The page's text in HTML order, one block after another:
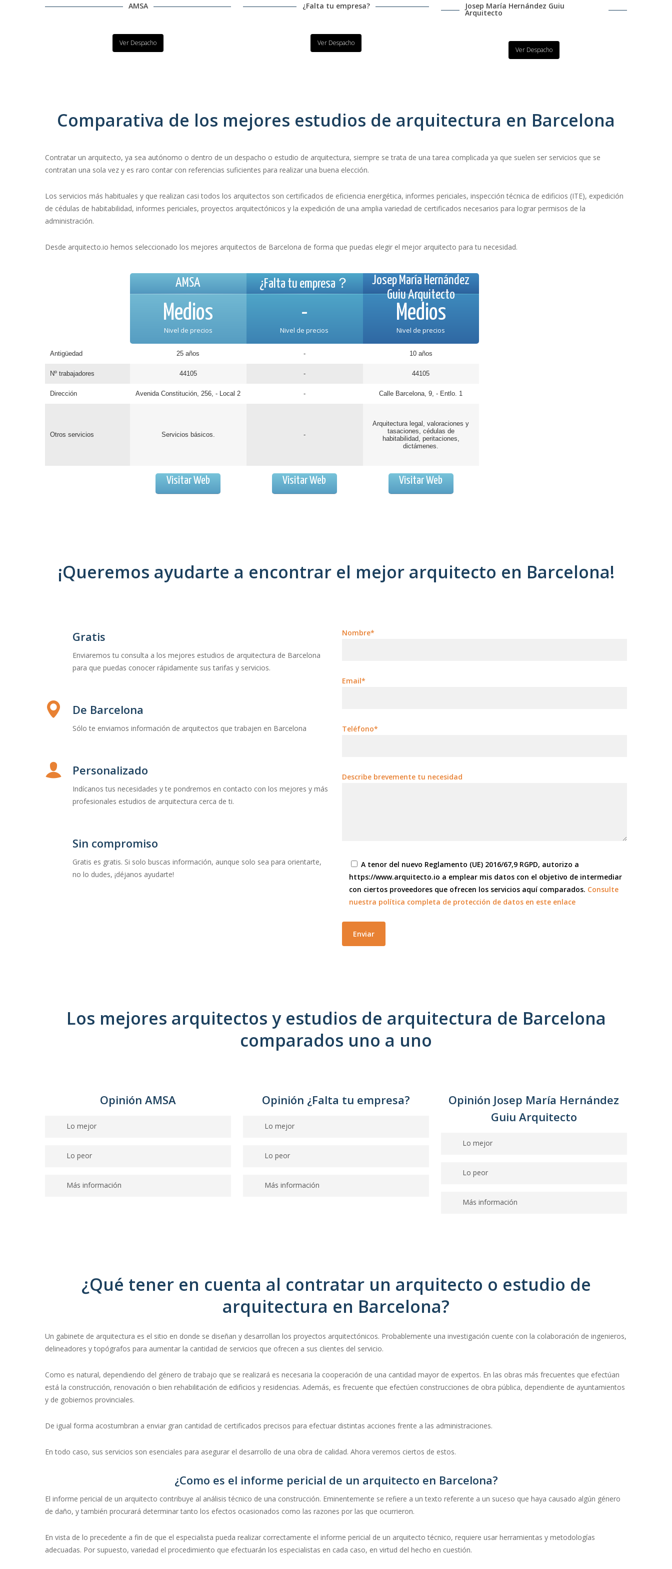
AMSA
Ver Despacho
¿Falta tu empresa?
Ver Despacho
Josep María Hernández Guiu
Arquitecto
Ver Despacho
Comparativa de los mejores estudios de arquitectura en Barcelona
Contratar un arquitecto, ya sea autónomo o dentro de un despacho o estudio de arquitectura, siempre se trata de una tarea complicada ya que suelen ser servicios que se
contratan una sola vez y es raro contar con referencias suficientes para realizar una buena elección.
Los servicios más habituales y que realizan casi todos los arquitectos son certificados de eficiencia energética, informes periciales, inspección técnica de edificios (ITE), expedición
de cédulas de habitabilidad, informes periciales, proyectos arquitectónicos y la expedición de una amplia variedad de certificados necesarios para lograr permisos de la
administración.
Desde arquitecto.io hemos seleccionado los mejores arquitectos de Barcelona de forma que puedas elegir el mejor arquitecto para tu necesidad.
Antigüedad
Nº trabajadores
Dirección
Otros servicios
AMSA
Medios
Nivel de precios
25 años
44105
Avenida Constitución, 256, - Local 2
Servicios básicos.
Visitar Web
¿Falta tu empresa？
-
Nivel de precios
-
-
-
-
Visitar Web
Josep María Hernández
Guiu Arquitecto
Medios
Nivel de precios
10 años
44105
Calle Barcelona, 9, - Entlo. 1
Arquitectura legal, valoraciones y
tasaciones, cédulas de
habitabilidad, peritaciones,
dictámenes.
Visitar Web
¡Queremos ayudarte a encontrar el mejor arquitecto en Barcelona!
Gratis
Enviaremos tu consulta a los mejores estudios de arquitectura de Barcelona
para que puedas conocer rápidamente sus tarifas y servicios.
De Barcelona
Sólo te enviamos información de arquitectos que trabajen en Barcelona
Personalizado
Indícanos tus necesidades y te pondremos en contacto con los mejores y más
profesionales estudios de arquitectura cerca de ti.
Sin compromiso
Gratis es gratis. Si solo buscas información, aunque solo sea para orientarte,
no lo dudes, ¡déjanos ayudarte!
Nombre*
Email*
Teléfono*
Describe brevemente tu necesidad
A tenor del nuevo Reglamento (UE) 2016/67,9 RGPD, autorizo a
https://www.arquitecto.io a emplear mis datos con el objetivo de intermediar
con ciertos proveedores que ofrecen los servicios aquí comparados. Consulte
nuestra política completa de protección de datos en este enlace
Los mejores arquitectos y estudios de arquitectura de Barcelona
comparados uno a uno
Opinión AMSA
Lo mejor
arquitectura e ingeniería
Lo peor
Más información
Opinión ¿Falta tu empresa?
Lo mejor
Lo peor
Más información
Opinión Josep María Hernández
Guiu Arquitecto
Lo mejor
Lo peor
resto del personal.
Más información
¿Qué tener en cuenta al contratar un arquitecto o estudio de
arquitectura en Barcelona?
Un gabinete de arquitectura es el sitio en donde se diseñan y desarrollan los proyectos arquitectónicos. Probablemente una investigación cuente con la colaboración de ingenieros,
delineadores y topógrafos para aumentar la cantidad de servicios que ofrecen a sus clientes del servicio.
Como es natural, dependiendo del género de trabajo que se realizará es necesaria la cooperación de una cantidad mayor de expertos. En las obras más frecuentes que efectúan
está la construcción, renovación o bien rehabilitación de edificios y residencias. Además, es frecuente que efectúen construcciones de obra pública, dependiente de ayuntamientos
y de gobiernos provinciales.
De igual forma acostumbran a enviar gran cantidad de certificados precisos para efectuar distintas acciones frente a las administraciones.
En todo caso, sus servicios son esenciales para asegurar el desarrollo de una obra de calidad. Ahora veremos ciertos de estos.
¿Como es el informe pericial de un arquitecto en Barcelona?
El informe pericial de un arquitecto contribuye al análisis técnico de una construcción. Eminentemente se refiere a un texto referente a un suceso que haya causado algún género
de daño, y también procurará determinar tanto los efectos ocasionados como las razones por las que ocurrieron.
En vista de lo precedente a fin de que el especialista pueda realizar correctamente el informe pericial de un arquitecto técnico, requiere usar herramientas y metodologías
adecuadas. Por supuesto, variedad el procedimiento que efectuarán los especialistas en cada caso, en virtud del hecho en cuestión.